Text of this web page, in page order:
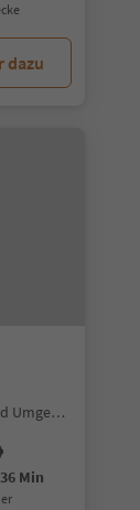
dazu
Jaufental, Ratschings, Sterzing und Umgebung
Min